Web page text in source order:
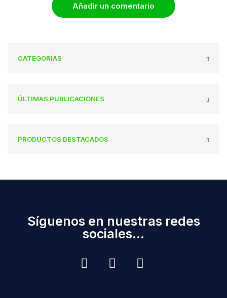
Añadir un comentario
CATEGORÍAS
ÚLTIMAS PUBLICACIONES
PRODUCTOS DESTACADOS
Síguenos en nuestras redes
sociales...